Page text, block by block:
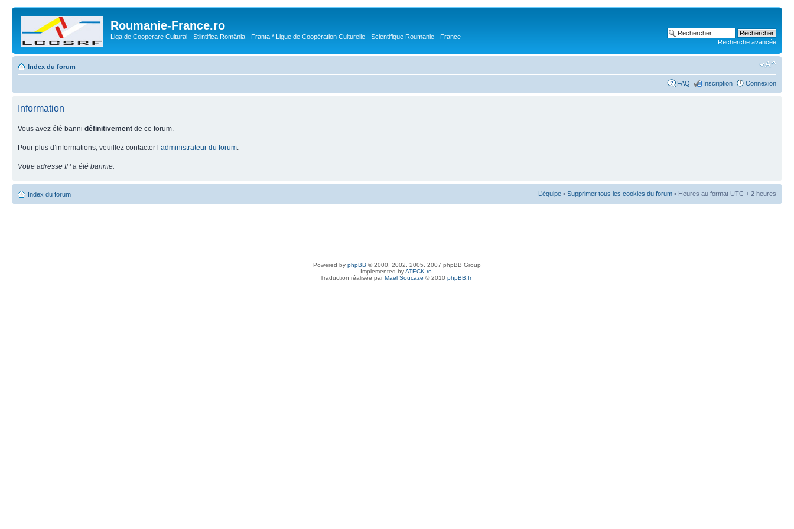
Roumanie-France.ro
Liga de Cooperare Cultural - Stiintifica România - Franta * Ligue de Coopération Culturelle - Scientifique Roumanie - France
Recherche avancée
Index du forum
FAQ Inscription Connexion
Information
Vous avez été banni définitivement de ce forum.
Pour plus d’informations, veuillez contacter l’administrateur du forum
Votre adresse IP a été bannie.
Index du forum L’équipe • Supprimer tous les cookies du forum • Heures au format UTC + 2 heures
Powered by phpBB © 2000, 2002, 2005, 2007 phpBB Group
Implemented byATECK.ro
Traduction réalisée parMaël Soucaze © 2010 phpBB.fr